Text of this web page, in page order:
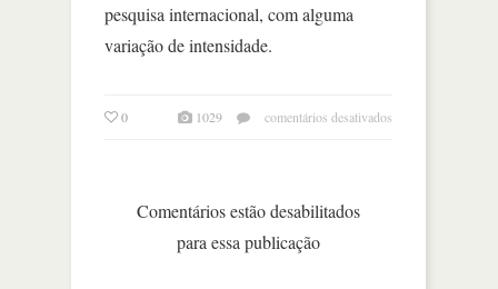
pesquisa internacional, com alguma
variação de intensidade.
0 1029 comentários desativados
Comentários estão desabilitados
para essa publicação